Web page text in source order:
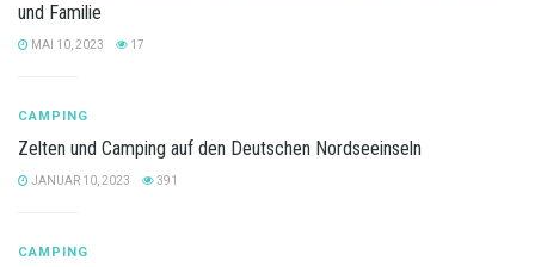
und Familie
MAI 10, 2023 17
CAMPING
Zelten und Camping auf den Deutschen Nordseeinseln
JANUAR 10, 2023 391
CAMPING